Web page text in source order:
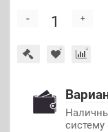
+
-
систему